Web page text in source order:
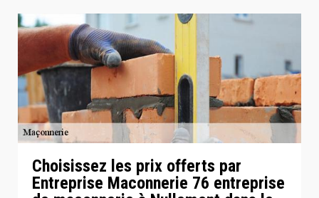
Choisissez les prix offerts par
Entreprise Maconnerie 76 entreprise